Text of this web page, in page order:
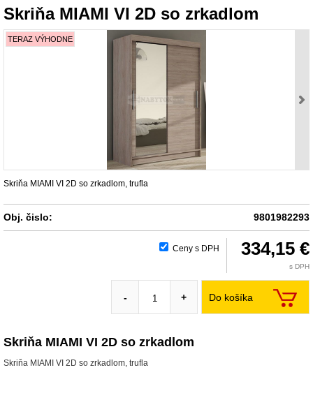
Skriňa MIAMI VI 2D so zrkadlom
TERAZ VÝHODNE
Skriňa MIAMI VI 2D so zrkadlom, trufla
Obj. čislo: 9801982293
Ceny s DPH 334,15 €
s DPH
Do košíka
- +
Skriňa MIAMI VI 2D so zrkadlom
Skriňa MIAMI VI 2D so zrkadlom, trufla